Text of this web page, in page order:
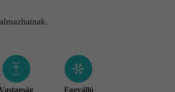
Fagyálló